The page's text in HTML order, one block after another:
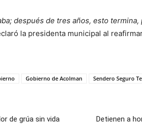
después de tres años, esto
la presidenta municipal al
Gobierno de Acolman Sendero Seguro
de grúa sin vida
Detienen a